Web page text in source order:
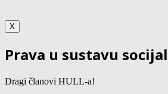
X
Prava u sustavu
Dragi članovi HULL-a!